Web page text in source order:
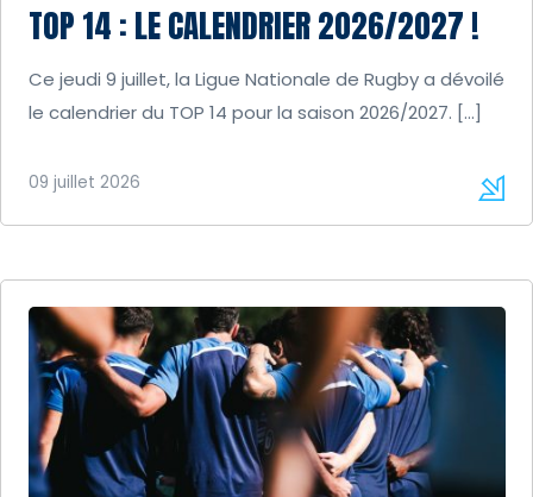
TOP 14 : LE CALENDRIER 2026/2027 !
Ce jeudi 9 juillet, la Ligue Nationale de Rugby a dévoilé
le calendrier du TOP 14 pour la saison 2026/2027. […]
09 juillet 2026